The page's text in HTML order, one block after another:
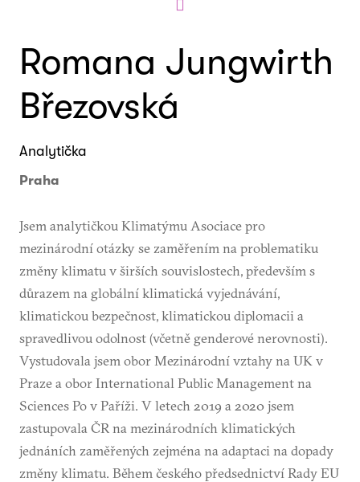
Romana Jungwirth
Březovská
Analytička
Praha
Jsem analytičkou Klimatýmu Asociace pro
mezinárodní otázky se zaměřením na problematiku
změny klimatu v širších souvislostech, především s
důrazem na globální klimatická vyjednávání,
klimatickou bezpečnost, klimatickou diplomacii a
spravedlivou odolnost (včetně genderové nerovnosti).
Vystudovala jsem obor Mezinárodní vztahy na UK v
Praze a obor International Public Management na
Sciences Po v Paříži. V letech 2019 a 2020 jsem
zastupovala ČR na mezinárodních klimatických
jednáních zaměřených zejména na adaptaci na dopady
změny klimatu. Během českého předsednictví Rady EU